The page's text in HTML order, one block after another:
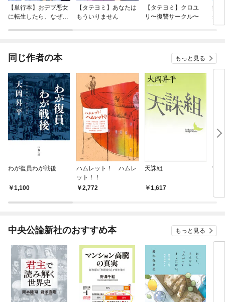
【単行本】おデブ悪女
に転生したら、なぜか
【タテヨミ】あなたは
もういりません
【タテヨミ】クロユ
リ〜復讐サークル〜
病
が
ぎ
同じ作者の本 もっと見る
わが復員わが戦後
1,100
ハムレット！ ハムレ
ット！！
2,772
天誅組
1,617
常
中央公論新社のおすすめ本 もっと見る